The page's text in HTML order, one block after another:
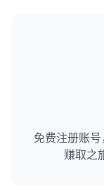
免费注册账
赚取之